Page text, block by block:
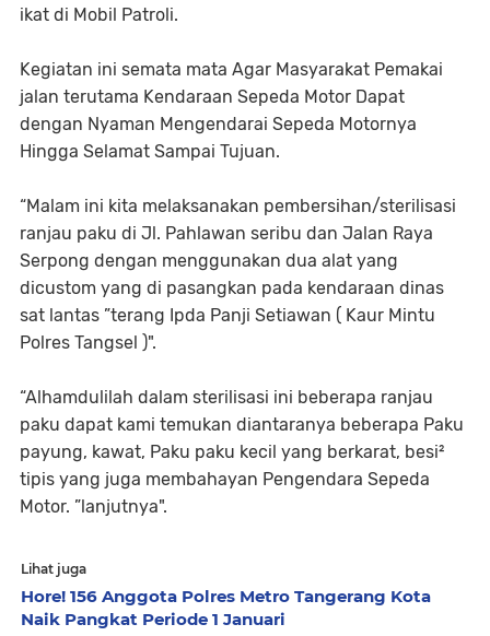
ikat di Mobil Patroli.
Kegiatan ini semata mata Agar Masyarakat Pemakai
jalan terutama Kendaraan Sepeda Motor Dapat
dengan Nyaman Mengendarai Sepeda Motornya
Hingga Selamat Sampai Tujuan.
“Malam ini kita melaksanakan pembersihan/sterilisasi
ranjau paku di Jl. Pahlawan seribu dan Jalan Raya
Serpong dengan menggunakan dua alat yang
dicustom yang di pasangkan pada kendaraan dinas
sat lantas ”terang Ipda Panji Setiawan ( Kaur Mintu
Polres Tangsel )".
“Alhamdulilah dalam sterilisasi ini beberapa ranjau
paku dapat kami temukan diantaranya beberapa Paku
payung, kawat, Paku paku kecil yang berkarat, besi²
tipis yang juga membahayan Pengendara Sepeda
Motor. ”lanjutnya".
Lihat juga
Hore! 156 Anggota Polres Metro Tangerang Kota
Naik Pangkat Periode 1 Januari